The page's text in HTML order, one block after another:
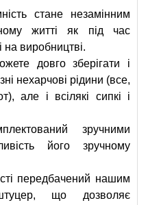
стане незамінним
житті як під час
на виробництві.
довго зберігати і
нехарчові рідини (все,
але і всілякі сипкі і
зручними
його зручному
передбачений нашим
що дозволяє